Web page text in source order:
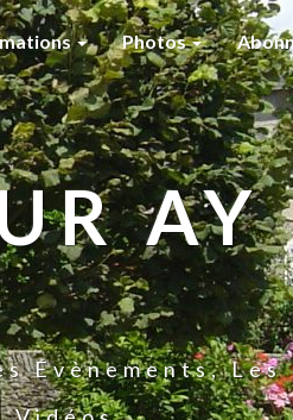
Photos
AY
Évènements,